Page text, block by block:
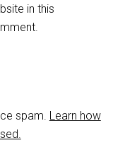
in this
spam. Learn how